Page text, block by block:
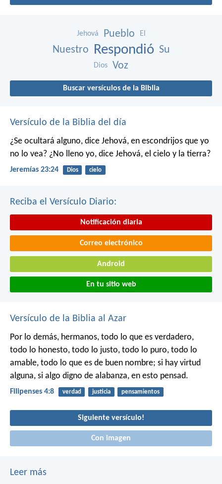
Jehová Pueblo El
Nuestro Respondió Su
Dios Voz
Buscar versículos de la Biblia
Versículo de la Biblia del día
¿Se ocultará alguno, dice Jehová, en escondrijos que yo
no lo vea? ¿No lleno yo, dice Jehová, el cielo y la tierra?
Jeremías 23:24 Dios cielo
Reciba el Versículo Diario:
Notificación diaria
Correo electrónico
Android
En tu sitio web
Versículo de la Biblia al Azar
Por lo demás, hermanos, todo lo que es verdadero,
todo lo honesto, todo lo justo, todo lo puro, todo lo
amable, todo lo que es de buen nombre; si hay virtud
alguna, si algo digno de alabanza, en esto pensad.
Filipenses 4:8 verdad justicia pensamientos
Siguiente versículo!
Con imagen
Leer más